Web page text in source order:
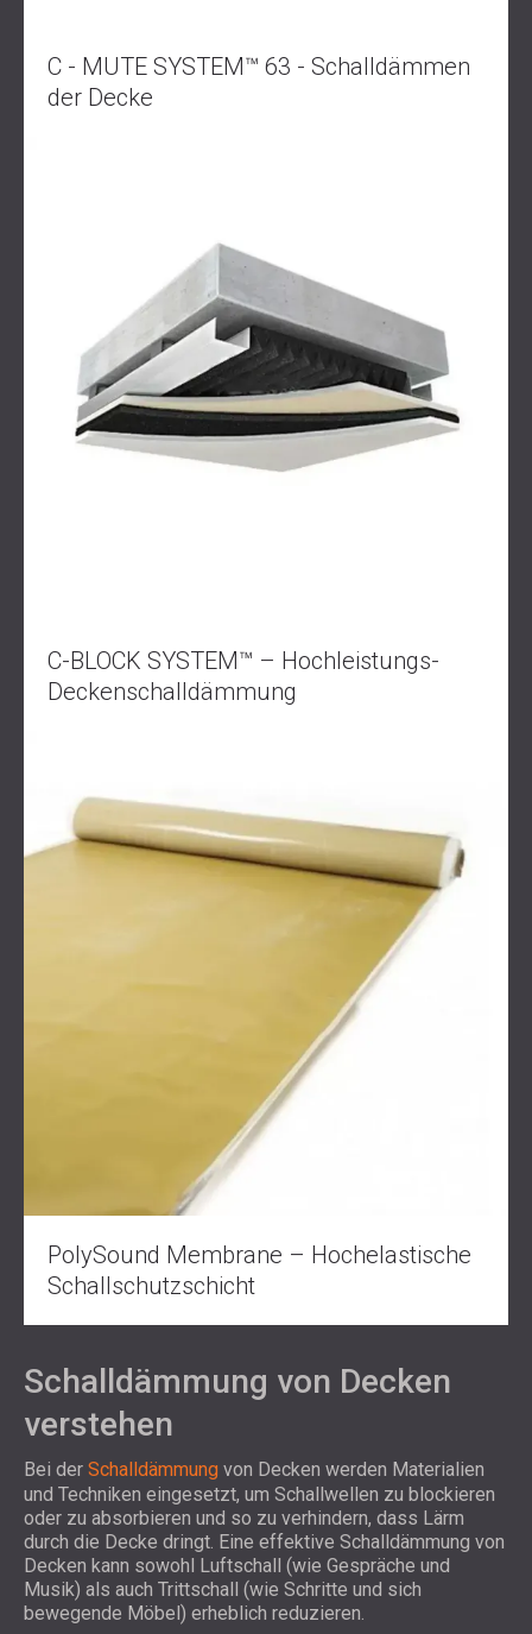
C - MUTE SYSTEM™ 63 - Schalldämmen
der Decke
C-BLOCK SYSTEM™ – Hochleistungs-
Deckenschalldämmung
PolySound Membrane – Hochelastische
Schallschutzschicht
Schalldämmung von Decken
verstehen
Bei der Schalldämmung von Decken werden Materialien
und Techniken eingesetzt, um Schallwellen zu blockieren
oder zu absorbieren und so zu verhindern, dass Lärm
durch die Decke dringt. Eine effektive Schalldämmung von
Decken kann sowohl Luftschall (wie Gespräche und
Musik) als auch Trittschall (wie Schritte und sich
bewegende Möbel) erheblich reduzieren.